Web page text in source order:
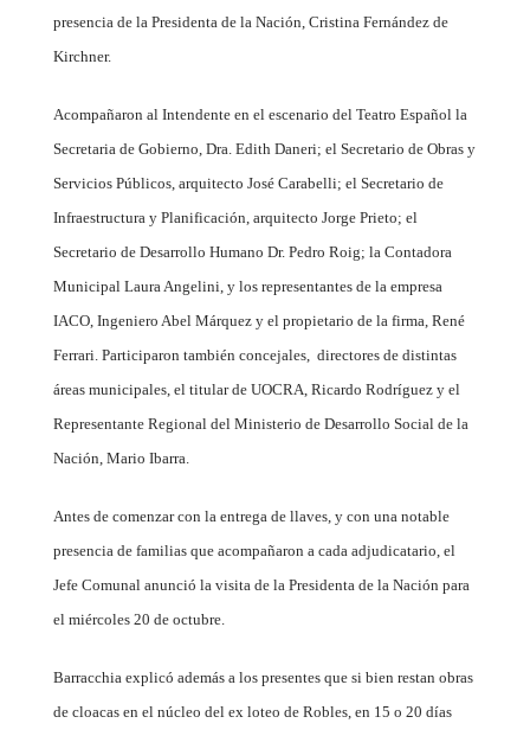
presencia de la Presidenta de la Nación, Cristina Fernández de
Kirchner.
Acompañaron al Intendente en el escenario del Teatro Español la
Secretaria de Gobierno, Dra. Edith Daneri; el Secretario de Obras y
Servicios Públicos, arquitecto José Carabelli; el Secretario de
Infraestructura y Planificación, arquitecto Jorge Prieto; el
Secretario de Desarrollo Humano Dr. Pedro Roig; la Contadora
Municipal Laura Angelini, y los representantes de la empresa
IACO, Ingeniero Abel Márquez y el propietario de la firma, René
Ferrari. Participaron también concejales, directores de distintas
áreas municipales, el titular de UOCRA, Ricardo Rodríguez y el
Representante Regional del Ministerio de Desarrollo Social de la
Nación, Mario Ibarra.
Antes de comenzar con la entrega de llaves, y con una notable
presencia de familias que acompañaron a cada adjudicatario, el
Jefe Comunal anunció la visita de la Presidenta de la Nación para
el miércoles 20 de octubre.
Barracchia explicó además a los presentes que si bien restan obras
de cloacas en el núcleo del ex loteo de Robles, en 15 o 20 días